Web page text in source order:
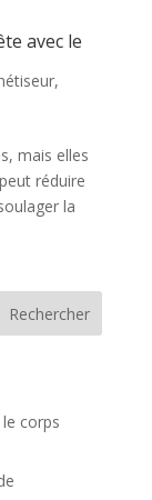
avec le
,
mais elles
réduire
la
Rechercher
corps